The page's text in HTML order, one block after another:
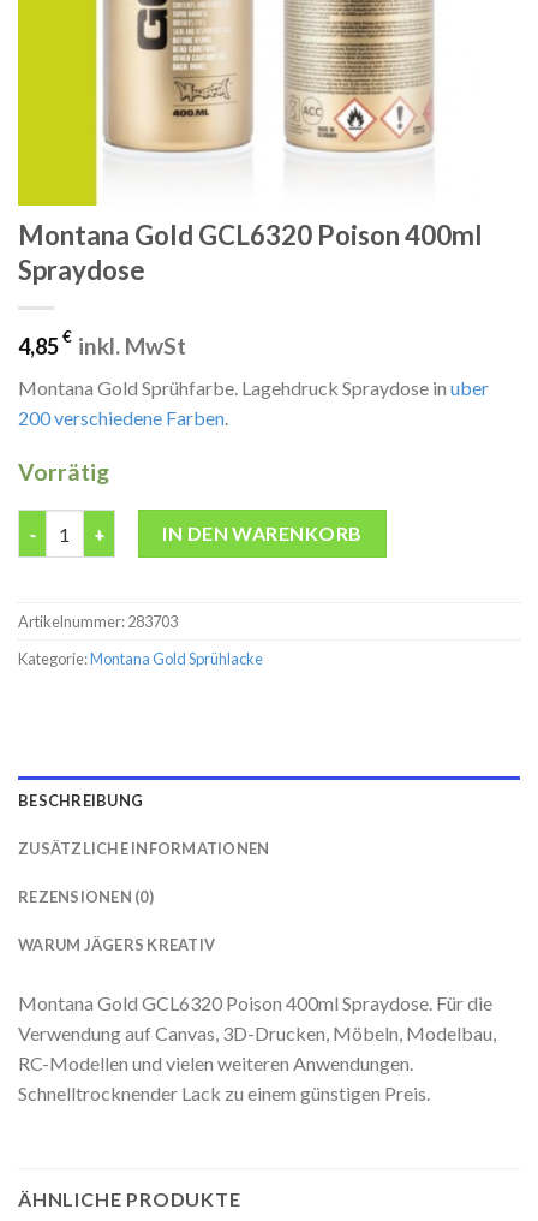
Montana Gold GCL6320 Poison 400ml
Spraydose
4,85€ inkl. MwSt
Montana Gold Sprühfarbe. Lagehdruck Spraydose in uber
200 verschiedene Farben.
Vorrätig
IN DEN WARENKORB
Artikelnummer:283703
Kategorie:Montana Gold Sprühlacke
BESCHREIBUNG
ZUSÄTZLICHE INFORMATIONEN
REZENSIONEN (0)
WARUM JÄGERS KREATIV
Montana Gold GCL6320 Poison 400ml Spraydose. Für die
Verwendung auf Canvas, 3D-Drucken, Möbeln, Modelbau,
RC-Modellen und vielen weiteren Anwendungen.
Schnelltrocknender Lack zu einem günstigen Preis.
ÄHNLICHE PRODUKTE